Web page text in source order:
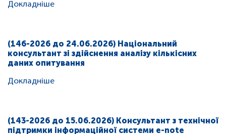
Докладніше
(146-2026 до 24.06.2026) Національний
консультант зі здійснення аналізу кількісних
даних опитування
Докладніше
(143-2026 до 15.06.2026) Консультант з технічної
підтримки інформаційної системи e-note